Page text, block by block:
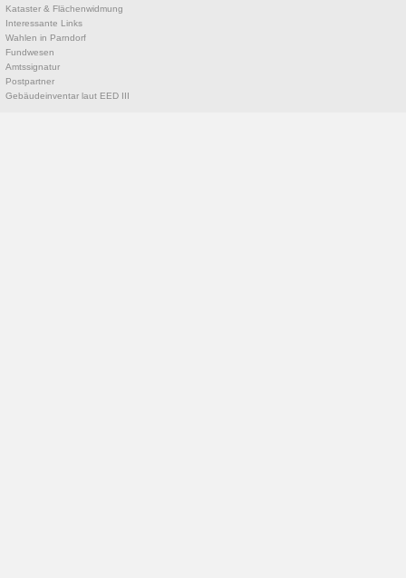
Kataster & Flächenwidmung
Interessante Links
Wahlen in Parndorf
Fundwesen
Amtssignatur
Postpartner
Gebäudeinventar laut EED III